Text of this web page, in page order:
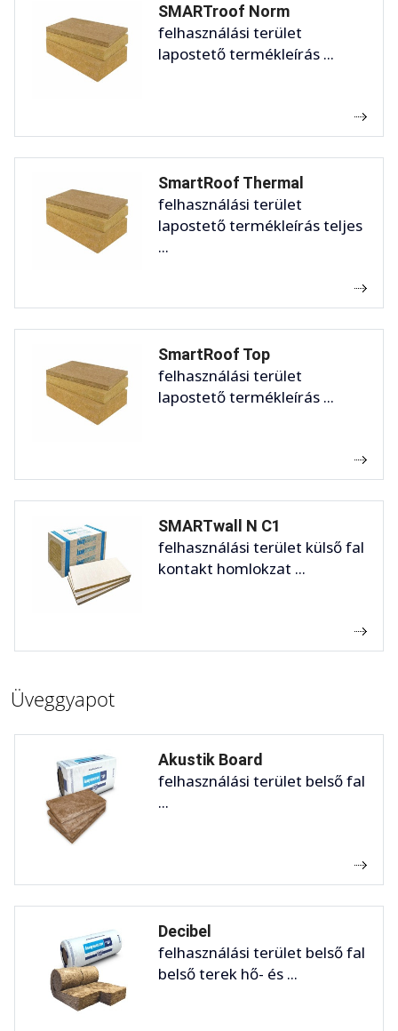
SMARTroof Norm
felhasználási terület
lapostető termékleírás ...
SmartRoof Thermal
felhasználási terület
lapostető termékleírás teljes
...
SmartRoof Top
felhasználási terület
lapostető termékleírás ...
SMARTwall N C1
felhasználási terület külső fal
kontakt homlokzat ...
Üveggyapot
Akustik Board
felhasználási terület belső fal
...
Decibel
felhasználási terület belső fal
belső terek hő- és ...